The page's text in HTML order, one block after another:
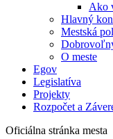
Ako
Hlavný
Mestská
O meste
Egov
Legislatíva
Projekty
Rozpočet a
Oficiálna stránka mesta